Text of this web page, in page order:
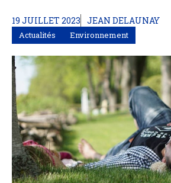
19 JUILLET 2023 JEAN DELAUNAY
Actualités Environnement